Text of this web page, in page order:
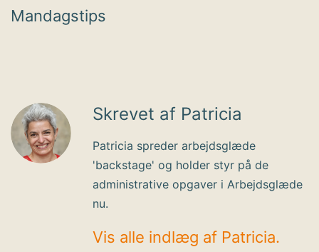
Mandagstips
Skrevet af Patricia
Patricia spreder arbejdsglæde
'backstage' og holder styr på de
administrative opgaver i Arbejdsglæde
nu.
Vis alle indlæg af Patricia.